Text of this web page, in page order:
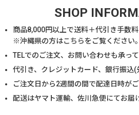
SHOP
商品8,000円以上で送料＋代引き手数料
※沖縄県の方はこちらをご覧ください。
TELでのご注文、お問い合わせも承って
代引き、クレジットカード、銀行振込(
ご注文日から2週間の間で配達日時がご
配送はヤマト運輸、佐川急便にてお届